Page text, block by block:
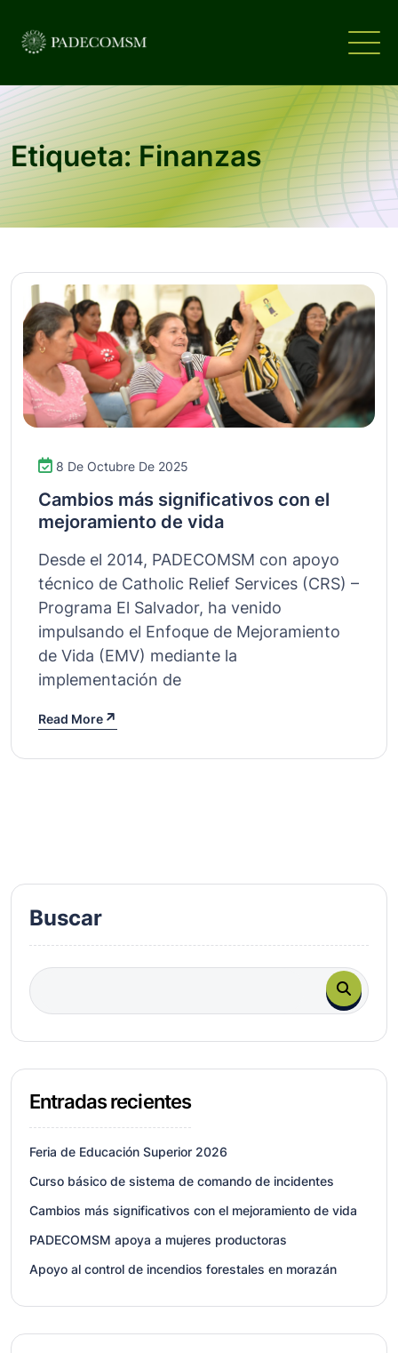
Etiqueta: Finanzas
8 De Octubre De 2025
Cambios más significativos con el
mejoramiento de vida
Desde el 2014, PADECOMSM con apoyo
técnico de Catholic Relief Services (CRS) –
Programa El Salvador, ha venido
impulsando el Enfoque de Mejoramiento
de Vida (EMV) mediante la
implementación de
Read More
Buscar
Entradas recientes
Feria de Educación Superior 2026
Curso básico de sistema de comando de incidentes
Cambios más significativos con el mejoramiento de vida
PADECOMSM apoya a mujeres productoras
Apoyo al control de incendios forestales en morazán